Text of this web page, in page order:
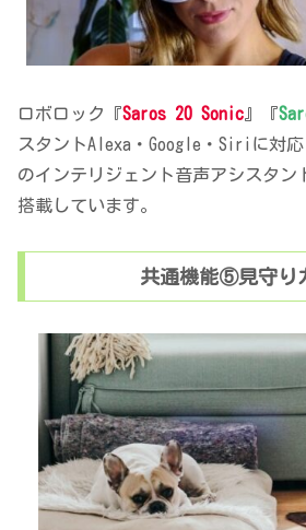
ロボロック『Saros 20 Sonic 』『
スタントAlexa・Google・Siriに対
のインテリジェント音声アシスタン
搭載しています。
共通機能⑤見守り